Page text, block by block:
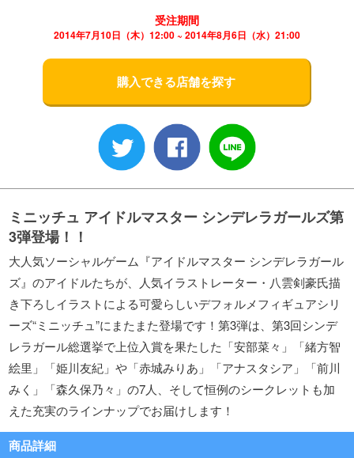
受注期間
2014年7月10日（木）12:00 ~ 2014年8月6日（水）21:00
購入できる店舗を探す
ミニッチュ アイドルマスター シンデレラガールズ第
3弾登場！！
大人気ソーシャルゲーム『アイドルマスター シンデレラガール
ズ』のアイドルたちが、人気イラストレーター・八雲剣豪氏描
き下ろしイラストによる可愛らしいデフォルメフィギュアシリ
ーズ“ミニッチュ”にまたまた登場です！第3弾は、第3回シンデ
レラガール総選挙で上位入賞を果たした「安部菜々」「緒方智
絵里」「姫川友紀」や「赤城みりあ」「アナスタシア」「前川
みく」「森久保乃々」の7人、そして恒例のシークレットも加
えた充実のラインナップでお届けします！
商品詳細